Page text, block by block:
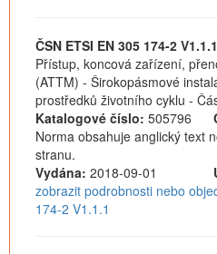
ČSN ETSI EN 305 174-2 V1.1.1
Přístup, koncová zařízení,
(ATTM) - Širokopásmové
prostředků životního cyklu -
Katalogové číslo: 505796
Norma obsahuje anglický text
stranu.
Vydána: 2018-09-01
zobrazit podrobnosti nebo
174-2 V1.1.1